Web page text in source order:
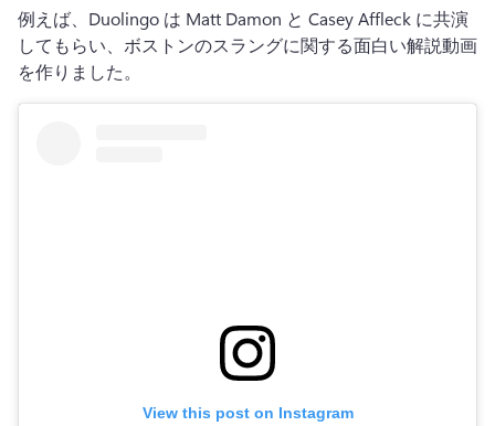
例えば、Duolingo は Matt Damon と Casey Affleck に共演
してもらい、ボストンのスラングに関する面白い解説動画
を作りました。
View this post on Instagram